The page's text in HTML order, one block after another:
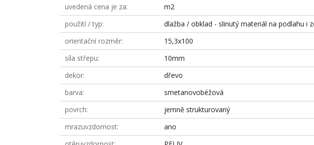
uvedená cena je za
m2
použití / typ
dlažba / obklad - slinutý materiál na podlahu i
orientační rozměr
15,3x100
síla střepu
10mm
dekor
dřevo
barva
smetanovobéžová
povrch
jemně strukturovaný
mrazuvzdornost
ano